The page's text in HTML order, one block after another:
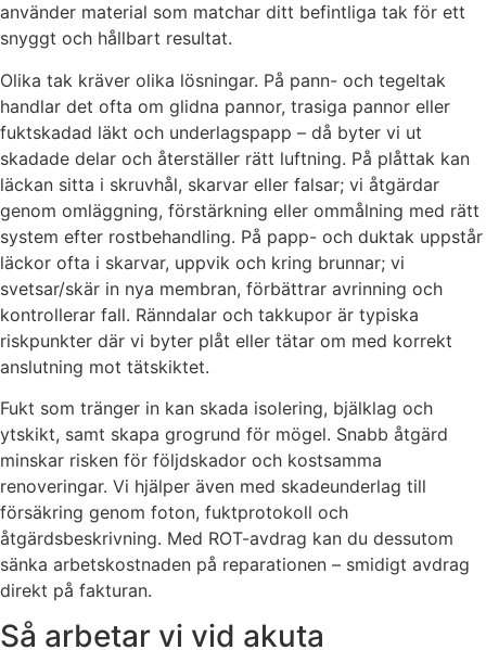
använder material som matchar ditt befintliga tak för ett
snyggt och hållbart resultat.
Olika tak kräver olika lösningar. På pann- och tegeltak
handlar det ofta om glidna pannor, trasiga pannor eller
fuktskadad läkt och underlagspapp – då byter vi ut
skadade delar och återställer rätt luftning. På plåttak kan
läckan sitta i skruvhål, skarvar eller falsar; vi åtgärdar
genom omläggning, förstärkning eller ommålning med rätt
system efter rostbehandling. På papp- och duktak uppstår
läckor ofta i skarvar, uppvik och kring brunnar; vi
svetsar/skär in nya membran, förbättrar avrinning och
kontrollerar fall. Ränndalar och takkupor är typiska
riskpunkter där vi byter plåt eller tätar om med korrekt
anslutning mot tätskiktet.
Fukt som tränger in kan skada isolering, bjälklag och
ytskikt, samt skapa grogrund för mögel. Snabb åtgärd
minskar risken för följdskador och kostsamma
renoveringar. Vi hjälper även med skadeunderlag till
försäkring genom foton, fuktprotokoll och
åtgärdsbeskrivning. Med ROT-avdrag kan du dessutom
sänka arbetskostnaden på reparationen – smidigt avdrag
direkt på fakturan.
Så arbetar vi vid akuta